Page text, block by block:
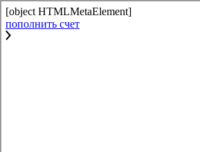
[object HTMLMetaElement]
пополнить счет